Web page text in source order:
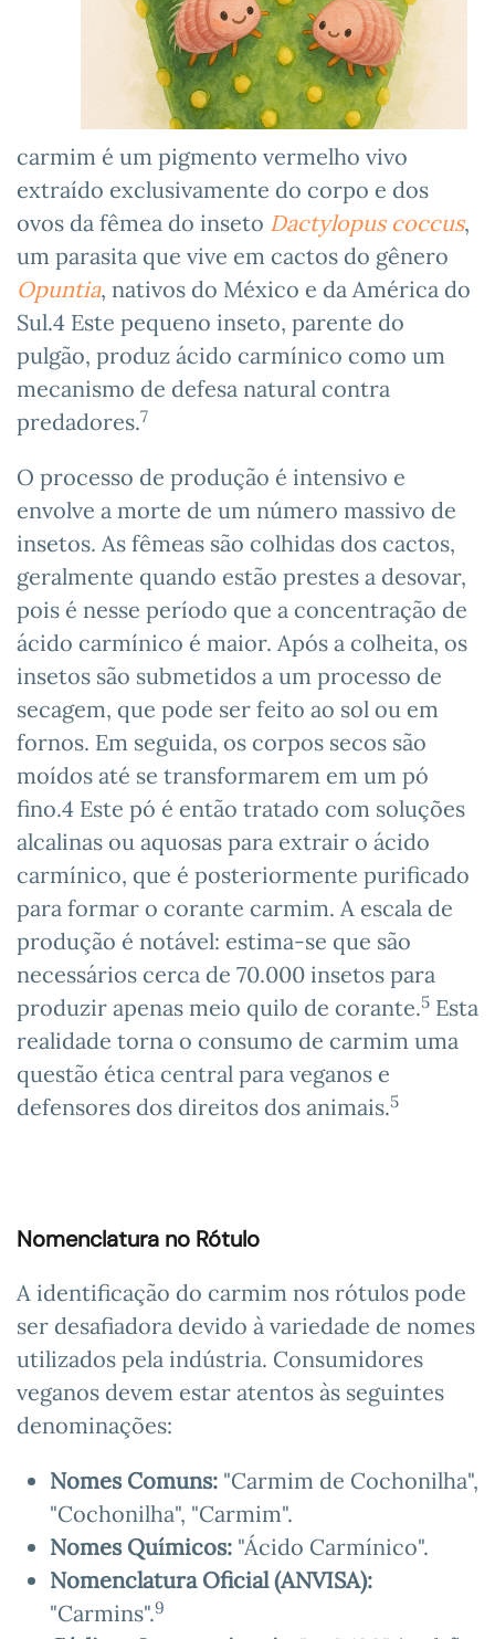
carmim é um pigmento vermelho vivo
extraído exclusivamente do corpo e dos
ovos da fêmea do inseto Dactylopus coccus,
um parasita que vive em cactos do gênero
Opuntia, nativos do México e da América do
Sul.4 Este pequeno inseto, parente do
pulgão, produz ácido carmínico como um
mecanismo de defesa natural contra
predadores.7
O processo de produção é intensivo e
envolve a morte de um número massivo de
insetos. As fêmeas são colhidas dos cactos,
geralmente quando estão prestes a desovar,
pois é nesse período que a concentração de
ácido carmínico é maior. Após a colheita, os
insetos são submetidos a um processo de
secagem, que pode ser feito ao sol ou em
fornos. Em seguida, os corpos secos são
moídos até se transformarem em um pó
fino.4 Este pó é então tratado com soluções
alcalinas ou aquosas para extrair o ácido
carmínico, que é posteriormente purificado
para formar o corante carmim. A escala de
produção é notável: estima-se que são
necessários cerca de 70.000 insetos para
produzir apenas meio quilo de corante.5 Esta
realidade torna o consumo de carmim uma
questão ética central para veganos e
defensores dos direitos dos animais.5
Nomenclatura no Rótulo
A identificação do carmim nos rótulos pode
ser desafiadora devido à variedade de nomes
utilizados pela indústria. Consumidores
veganos devem estar atentos às seguintes
denominações:
Nomes Comuns: "Carmim de Cochonilha",
"Cochonilha", "Carmim".
Nomes Químicos: "Ácido Carmínico".
Nomenclatura Oficial (ANVISA):
"Carmins".9